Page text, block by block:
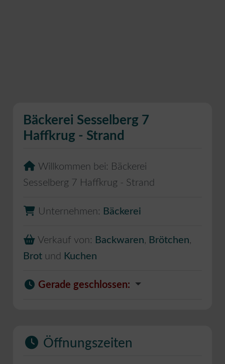
Bäckerei Sesselberg 7
Haffkrug - Strand
Willkommen bei: Bäckerei
Sesselberg 7 Haffkrug - Strand
Unternehmen: Bäckerei
Verkauf von: Backwaren, Brötchen,
Brot und Kuchen
Gerade geschlossen:
Öffnungszeiten